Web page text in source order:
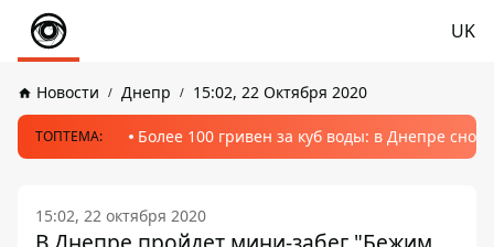
UK
Новости Днепр 15:02, 22 Октября 2020
ТОПТЕМА: Более 100 гривен за куб воды: в Днепре
15:02, 22 октября 2020